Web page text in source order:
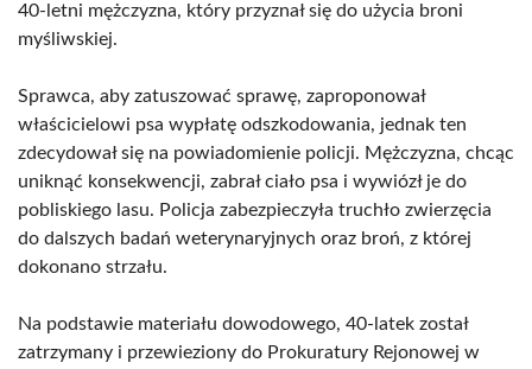
40-letni mężczyzna, który przyznał się do użycia broni
myśliwskiej.
Sprawca, aby zatuszować sprawę, zaproponował
właścicielowi psa wypłatę odszkodowania, jednak ten
zdecydował się na powiadomienie policji. Mężczyzna, chcąc
uniknąć konsekwencji, zabrał ciało psa i wywiózł je do
pobliskiego lasu. Policja zabezpieczyła truchło zwierzęcia
do dalszych badań weterynaryjnych oraz broń, z której
dokonano strzału.
Na podstawie materiału dowodowego, 40-latek został
zatrzymany i przewieziony do Prokuratury Rejonowej w